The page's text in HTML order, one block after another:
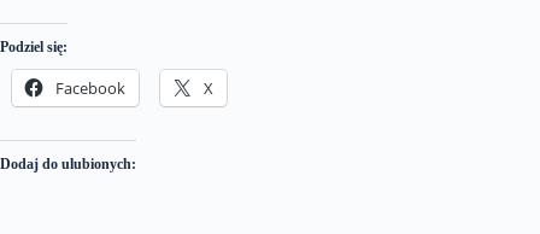
Podziel się:
Facebook X
Dodaj do ulubionych: